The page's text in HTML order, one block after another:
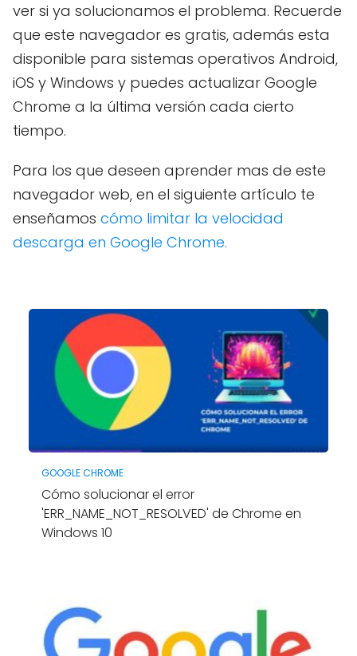
ver si ya solucionamos el problema. Recuerde
que este navegador es gratis, además esta
disponible para sistemas operativos Android,
iOS y Windows y puedes actualizar Google
Chrome a la última versión cada cierto
tiempo.
Para los que deseen aprender mas de este
navegador web, en el siguiente artículo te
enseñamos cómo limitar la velocidad
descarga en Google Chrome.
GOOGLE CHROME
Cómo solucionar el error
'ERR_NAME_NOT_RESOLVED' de Chrome en
Windows 10